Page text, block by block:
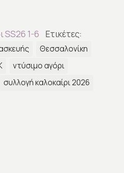
SS26 1-6 Ετικέτες:
Θεσσαλονίκη
ντύσιμο αγόρι
συλλογή καλοκαίρι 2026